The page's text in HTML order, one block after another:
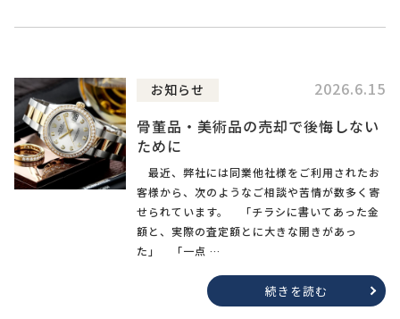
お知らせ
2026.6.15
骨董品・美術品の売却で後悔しない
ために
最近、弊社には同業他社様をご利用されたお
客様から、次のようなご相談や苦情が数多く寄
せられています。 「チラシに書いてあった金
額と、実際の査定額とに大きな開きがあっ
た」 「一点 …
続きを読む